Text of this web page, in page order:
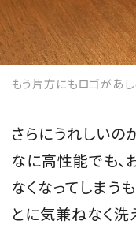
もう片方にもロゴがあ
さらにうれしいの
なに高性能でも
なくなってしまう
とに気兼ねなく洗